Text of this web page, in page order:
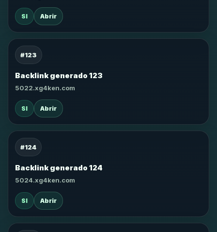
SI Abrir
#123
Backlink generado 123
5022.xg4ken.com
SI Abrir
#124
Backlink generado 124
5024.xg4ken.com
SI Abrir